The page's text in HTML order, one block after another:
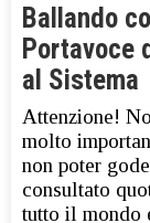
Ballando
Portavoce
al Sistema
Attenzione!
molto
non poter
consultato
tutto il mondo